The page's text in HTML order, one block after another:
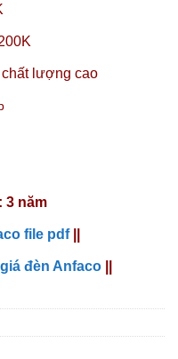
lượng cao
3 năm
file pdf
đèn Anfaco